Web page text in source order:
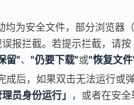
均为安全文件，部分浏览器
报拦截。若提示拦截，请按
留"、 "仍要下载"或"恢复文
成后，如果双击无法运行或
理员身份运行」 ，或者在安